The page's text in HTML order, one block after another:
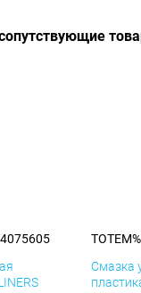
Смазка